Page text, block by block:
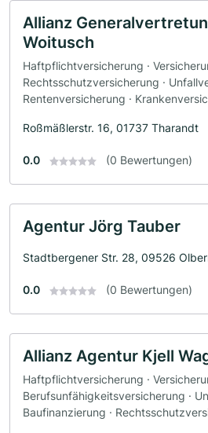
Allianz
Woitusch
Haftpflichtversicherung ·
Rechtsschutzversicherung ·
Rentenversicherung ·
Roßmäßlerstr. 16, 01737 Tharandt
0.0 (0 Bewertungen)
Agentur Jörg Tauber
Stadtbergener Str. 28, 09526
0.0 (0 Bewertungen)
Allianz Agentur Kjell
Haftpflichtversicherung ·
Berufsunfähigkeitsversicherung ·
Baufinanzierung ·